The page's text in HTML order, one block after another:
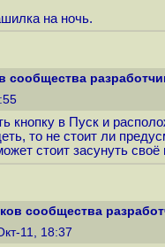
на ночь.
сообщества
кнопку в Пуск и
то не стоит ли
стоит засунуть
сообщества
11, 18:37